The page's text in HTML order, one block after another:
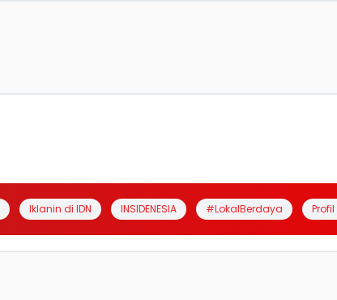
Iklanin di IDN INSIDENESIA #LokalBerdaya